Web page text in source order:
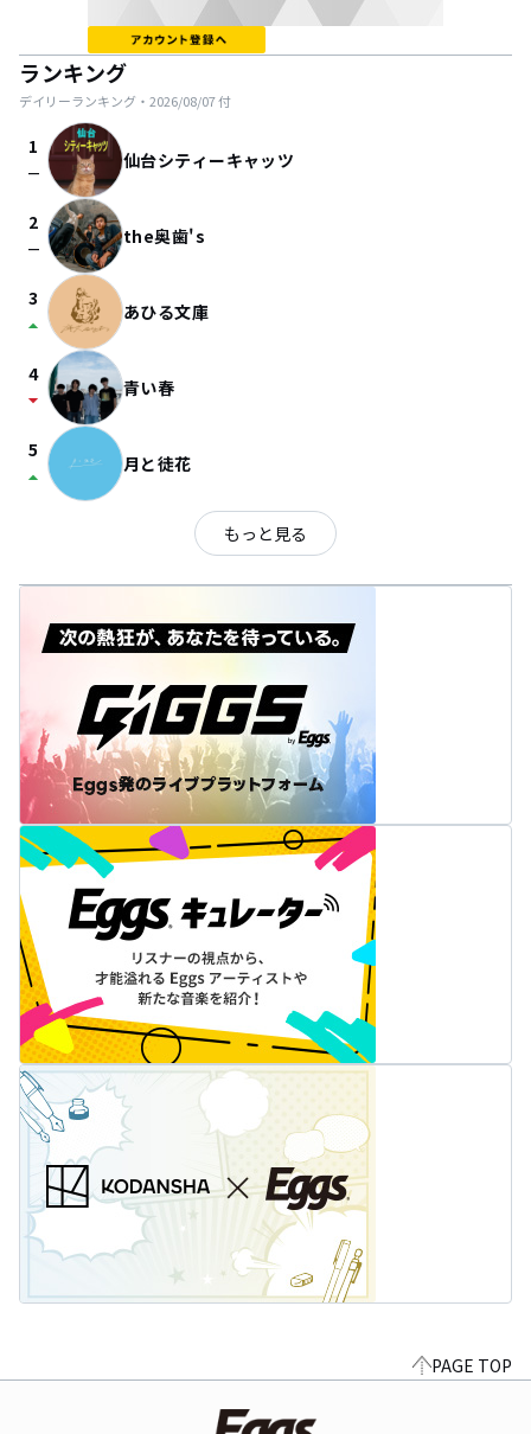
ランキング
デイリーランキング・ 2026/08/07付
1
check_indeterminate_small 仙台シティーキャッツ
2
check_indeterminate_small the奥歯's
3
arrow_drop_up あひる文庫
4
arrow_drop_down 青い春
5
arrow_drop_up 月と徒花
もっと見る
PAGE TOP